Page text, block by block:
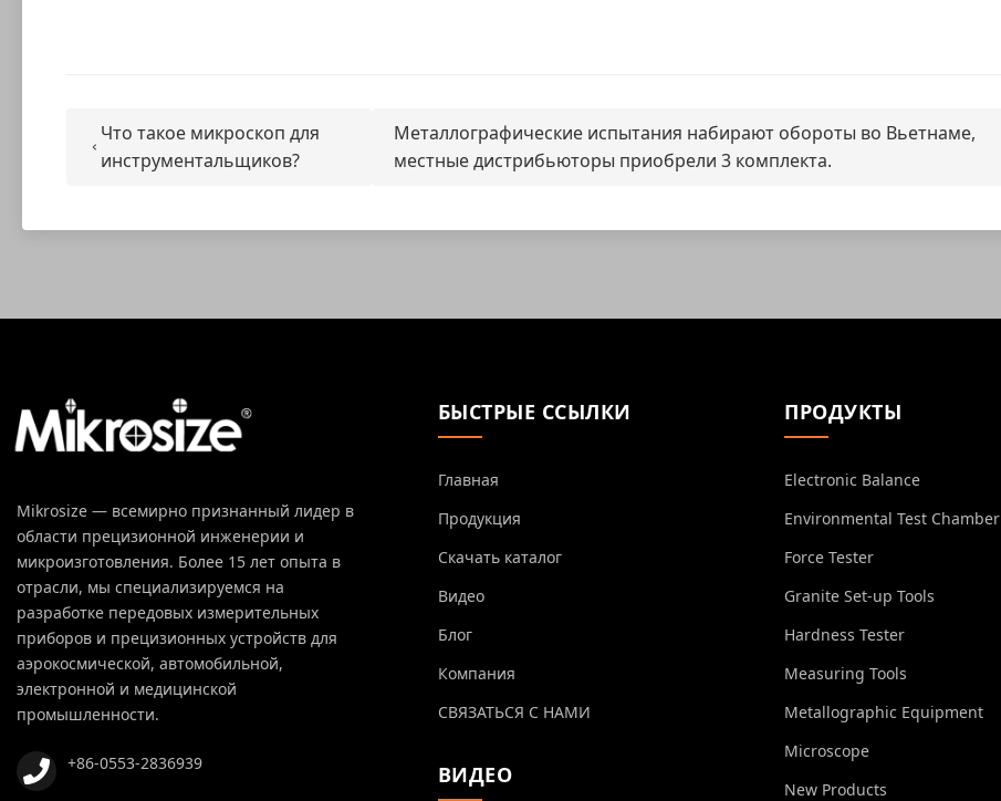
Что такое микроскоп для
инструментальщиков?
Металлографические испытания набирают обороты во Вьетнаме,
местные дистрибьюторы приобрели 3 комплекта.
Mikrosize — всемирно признанный лидер в
области прецизионной инженерии и
микроизготовления. Более 15 лет опыта в
отрасли, мы специализируемся на
разработке передовых измерительных
приборов и прецизионных устройств для
аэрокосмической, автомобильной,
электронной и медицинской
промышленности.
+86-0553-2836939
БЫСТРЫЕ ССЫЛКИ
Главная
Продукция
Скачать каталог
Видео
Блог
Компания
СВЯЗАТЬСЯ С НАМИ
ВИДЕО
ПРОДУКТЫ
Electronic Balance
Environmental Test Chamber
Force Tester
Granite Set-up Tools
Hardness Tester
Measuring Tools
Metallographic Equipment
Microscope
New Products